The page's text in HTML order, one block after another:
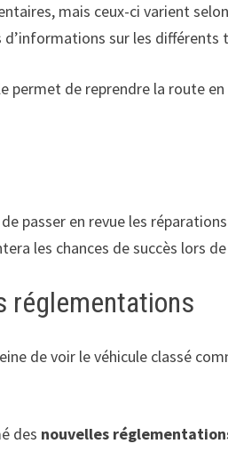
mais ceux-ci varient
sur les différents
de reprendre la route
passer en revue les
les chances de succès lors de
réglementations
de voir le véhicule classé
des nouvelles